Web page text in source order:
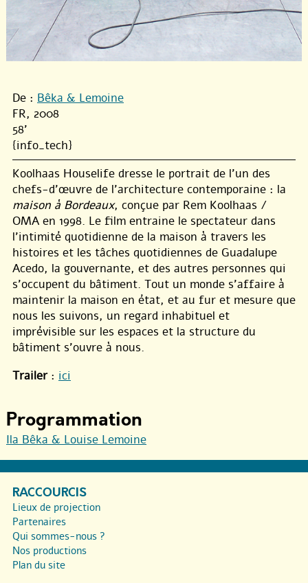
De : Bêka & Lemoine
FR, 2008
58'
{info_tech}
Koolhaas Houselife dresse le portrait de l’un des
chefs-d’œuvre de l’architecture contemporaine : la
maison à Bordeaux, conçue par Rem Koolhaas /
OMA en 1998. Le film entraine le spectateur dans
l’intimité quotidienne de la maison à travers les
histoires et les tâches quotidiennes de Guadalupe
Acedo, la gouvernante, et des autres personnes qui
s’occupent du bâtiment. Tout un monde s’affaire à
maintenir la maison en état, et au fur et mesure que
nous les suivons, un regard inhabituel et
imprévisible sur les espaces et la structure du
bâtiment s’ouvre à nous.
Trailer: ici
Programmation
Ila Bêka & Louise Lemoine
RACCOURCIS
Lieux de projection
Partenaires
Qui sommes-nous ?
Nos productions
Plan du site